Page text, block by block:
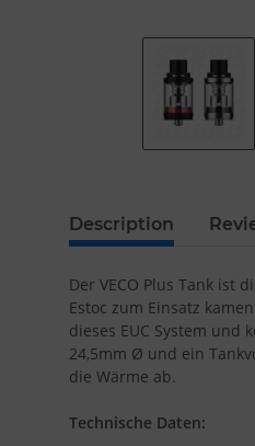
Description
Der VECO Plus Tank ist
Estoc zum Einsatz
dieses EUC System
24,5mm Ø und ein
die Wärme ab.
Technische Daten: